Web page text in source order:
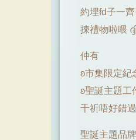
約埋fd子一
揀禮物啦喂
仲有
ʚ市集限定紀
ʚ聖誕主題工
千祈唔好錯
聖誕主題品